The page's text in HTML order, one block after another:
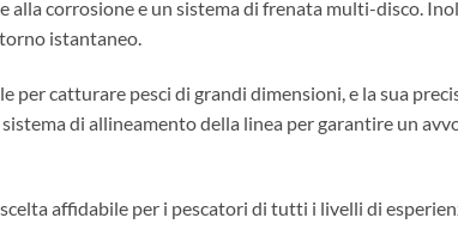
corrosione e un sistema di frenata multi-disco.
istantaneo.
per catturare pesci di grandi dimensioni, e la sua
di allineamento della linea per garantire un
affidabile per i pescatori di tutti i livelli di